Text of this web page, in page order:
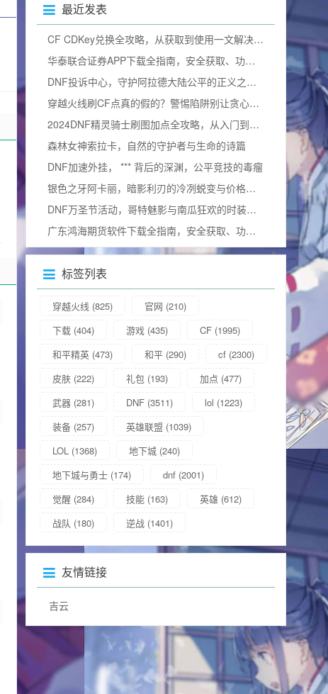
最近发表
CF CDKey兑换全攻略，从获取到使用一文解决所有疑问（含2025兑换码）
华泰联合证券APP下载全指南，安全获取、功能解析与使用技巧
DNF投诉中心，守护阿拉德大陆公平的正义之门官方网站
穿越火线刷CF点真的假的？警惕陷阱别让贪心毁掉游戏体验
2024DNF精灵骑士刷图加点全攻略，从入门到精通，打造一线输出（附加点图）
森林女神索拉卡，自然的守护者与生命的诗篇
DNF加速外挂， *** 背后的深渊，公平竞技的毒瘤
银色之牙阿卡丽，暗影利刃的冷冽蜕变与价格询问
DNF万圣节活动，哥特魅影与南瓜狂欢的时装奇幻碰撞
广东鸿海期货软件下载全指南，安全获取、功能解析与使用技巧
标签列表
穿越火线 (825) 官网 (210)
下载 (404) 游戏 (435) CF (1995)
和平精英 (473) 和平 (290) cf (2300)
皮肤 (222) 礼包 (193) 加点 (477)
武器 (281) DNF (3511) lol (1223)
装备 (257) 英雄联盟 (1039)
LOL (1368) 地下城 (240)
地下城与勇士 (174) dnf (2001)
觉醒 (284) 技能 (163) 英雄 (612)
战队 (180) 逆战 (1401)
友情链接
吉云